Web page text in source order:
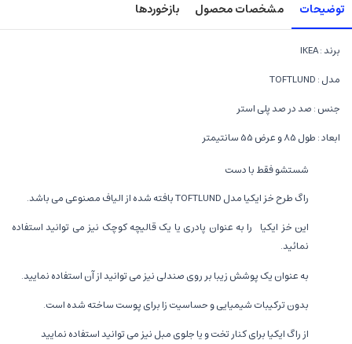
توضیحات مشخصات محصول بازخوردها
برند : IKEA
مدل : TOFTLUND
جنس : صد در صد پلی استر
ابعاد : طول 85 و عرض 55 سانتیمتر
شستشو فقط با دست
راگ طرح خز ایکیا مدل TOFTLUND بافته شده از الیاف مصنوعی می باشد.
این خز ایکیا را به عنوان پادری یا یک قالیچه کوچک نیز می توانید استفاده
نمائید.
به عنوان یک پوشش زیبا بر روی صندلی نیز می توانید از آن استفاده نمایید.
بدون ترکیبات شیمیایی و حساسیت زا برای پوست ساخته شده است.
از راگ ایکیا برای کنار تخت و یا جلوی مبل نیز می توانید استفاده نمایید